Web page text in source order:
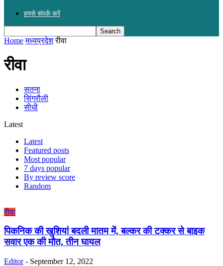
हमसे संपर्क करें
Home मध्यप्रदेश रीवा
रीवा
सतना
सिंगरौली
सीधी
Latest
Latest
Featured posts
Most popular
7 days popular
By review score
Random
रीवा
पिकनिक की खुशियां बदली मातम में, बल्कर की टक्कर से बाइक
सवार एक की मौत, तीन घायल
Editor - September 12, 2022